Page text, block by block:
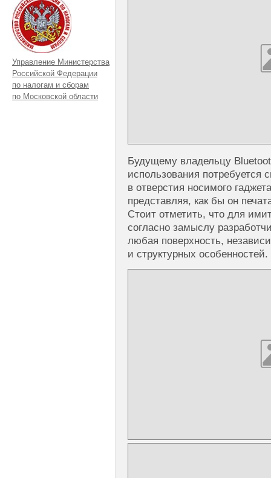
Управление Министерства
Российской Федерации
по налогам и сборам
по Московской области
Будущему владельцу
использования потребуется
в отверстия носимого
представляя, как бы он
Стоит отметить, что для
согласно замыслу
любая поверхность,
и структурных особенностей.